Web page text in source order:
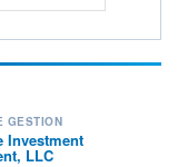
GESTION
Investment
LLC